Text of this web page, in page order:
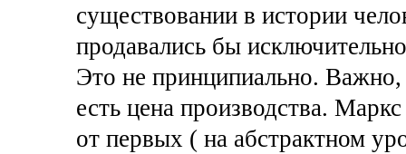
существовании в истории
продавались бы
Это не принципиально. Важно,
есть цена производства.
от первых ( на абстрактном